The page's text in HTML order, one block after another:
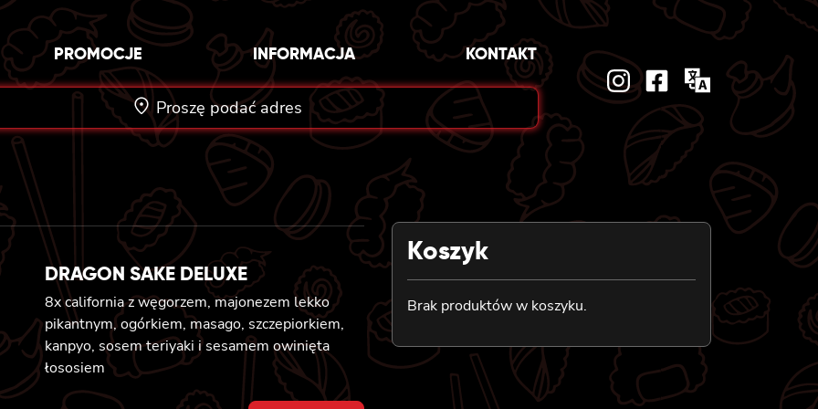
PROMOCJE INFORMACJA KONTAKT
Proszę podać adres
DRAGON SAKE DELUXE
8x california z węgorzem, majonezem lekko
pikantnym, ogórkiem, masago, szczepiorkiem,
kanpyo, sosem teriyaki i sesamem owinięta
łososiem
Koszyk
Brak produktów w koszyku.